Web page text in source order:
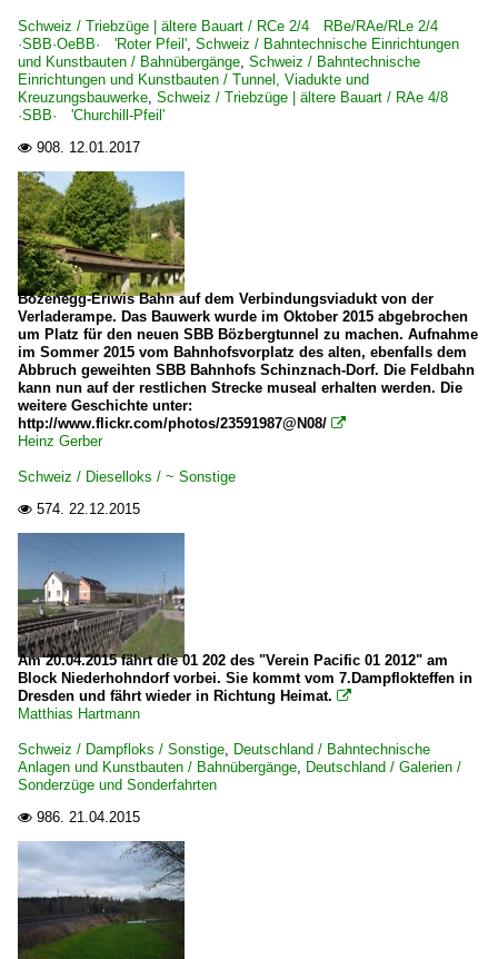
Schweiz / Triebzüge | ältere Bauart / RCe 2/4 RBe/RAe/RLe 2/4
·SBB·OeBB· 'Roter Pfeil', Schweiz / Bahntechnische Einrichtungen
und Kunstbauten / Bahnübergänge, Schweiz / Bahntechnische
Einrichtungen und Kunstbauten / Tunnel, Viadukte und
Kreuzungsbauwerke, Schweiz / Triebzüge | ältere Bauart / RAe 4/8
·SBB· 'Churchill-Pfeil'
 908. 12.01.2017
Bözenegg-Eriwis Bahn auf dem Verbindungsviadukt von der
Verladerampe. Das Bauwerk wurde im Oktober 2015 abgebrochen
um Platz für den neuen SBB Bözbergtunnel zu machen. Aufnahme
im Sommer 2015 vom Bahnhofsvorplatz des alten, ebenfalls dem
Abbruch geweihten SBB Bahnhofs Schinznach-Dorf. Die Feldbahn
kann nun auf der restlichen Strecke museal erhalten werden. Die
weitere Geschichte unter:
http://www.flickr.com/photos/23591987@N08/ 
Heinz Gerber
Schweiz / Dieselloks / ~ Sonstige
 574. 22.12.2015
Am 20.04.2015 fährt die 01 202 des "Verein Pacific 01 2012" am
Block Niederhohndorf vorbei. Sie kommt vom 7.Dampflokteffen in
Dresden und fährt wieder in Richtung Heimat. 
Matthias Hartmann
Schweiz / Dampfloks / Sonstige, Deutschland / Bahntechnische
Anlagen und Kunstbauten / Bahnübergänge, Deutschland / Galerien /
Sonderzüge und Sonderfahrten
 986. 21.04.2015